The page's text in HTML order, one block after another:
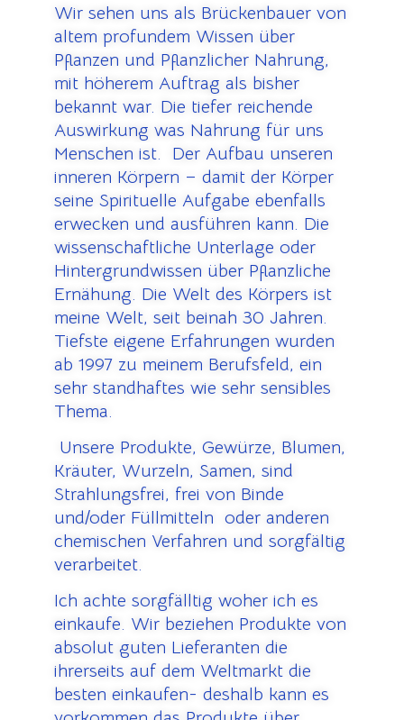
Wir sehen uns als Brückenbauer von
altem profundem Wissen über
Pflanzen und Pflanzlicher Nahrung,
mit höherem Auftrag als bisher
bekannt war. Die tiefer reichende
Auswirkung was Nahrung für uns
Menschen ist. Der Aufbau unseren
inneren Körpern – damit der Körper
seine Spirituelle Aufgabe ebenfalls
erwecken und ausführen kann. Die
wissenschaftliche Unterlage oder
Hintergrundwissen über Pflanzliche
Ernähung. Die Welt des Körpers ist
meine Welt, seit beinah 30 Jahren.
Tiefste eigene Erfahrungen wurden
ab 1997 zu meinem Berufsfeld, ein
sehr standhaftes wie sehr sensibles
Thema.
Unsere Produkte, Gewürze, Blumen,
Kräuter, Wurzeln, Samen, sind
Strahlungsfrei, frei von Binde
und/oder Füllmitteln oder anderen
chemischen Verfahren und sorgfältig
verarbeitet.
Ich achte sorgfälltig woher ich es
einkaufe. Wir beziehen Produkte von
absolut guten Lieferanten die
ihrerseits auf dem Weltmarkt die
besten einkaufen- deshalb kann es